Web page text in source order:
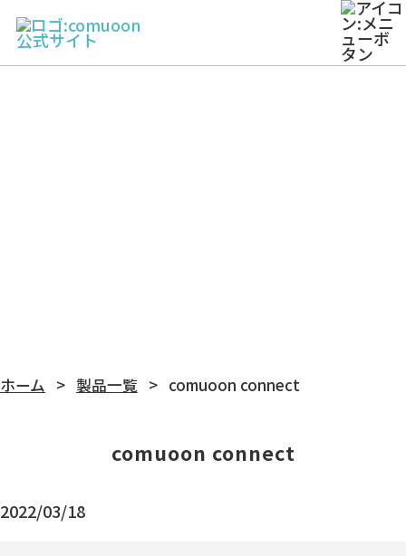
ホーム 製品一覧 comuoon connect
comuoon connect
2022/03/18